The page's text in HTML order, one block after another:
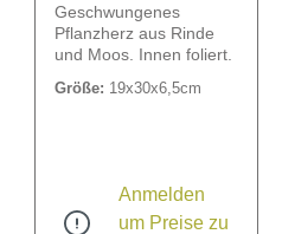
Geschwungenes
Pflanzherz aus Rinde
und Moos. Innen foliert.
Größe: 19x30x6,5cm
Anmelden
um Preise zu